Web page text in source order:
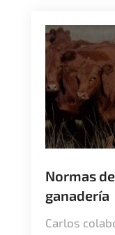
Normas
ganadería
Carlos